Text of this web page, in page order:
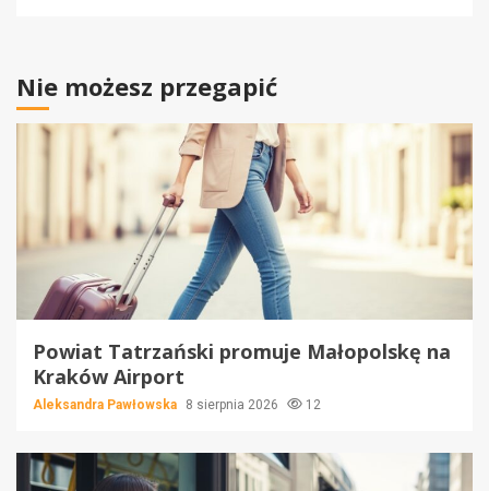
Nie możesz przegapić
Powiat Tatrzański promuje Małopolskę na
Kraków Airport
Aleksandra Pawłowska 8 sierpnia 2026 12